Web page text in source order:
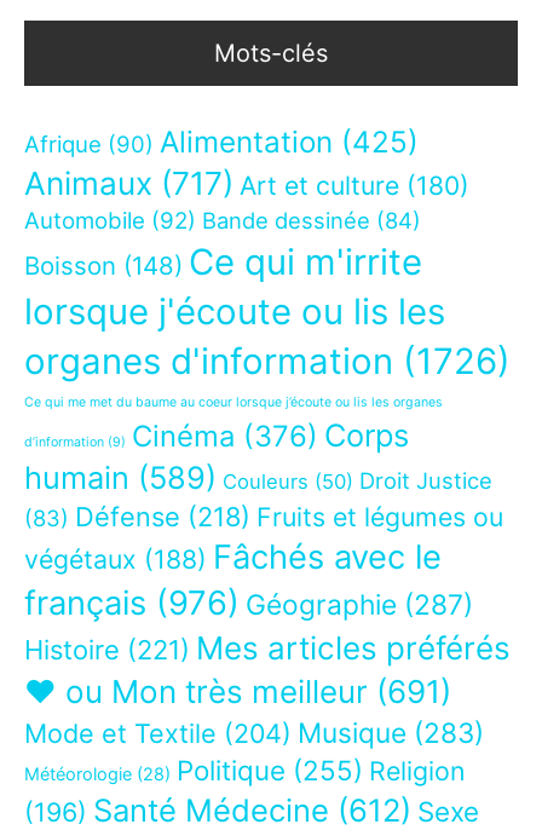
Mots-clés
Afrique (90) Alimentation (425)
Animaux (717) Art et culture (180)
Automobile (92) Bande dessinée (84)
Boisson (148) Ce qui m'irrite
lorsque j'écoute ou lis les
organes d'information (1726)
Ce qui me met du baume au coeur lorsque j’écoute ou lis les organes
d’information (9) Cinéma (376) Corps
humain (589) Couleurs (50) Droit Justice
(83) Défense (218) Fruits et légumes ou
végétaux (188) Fâchés avec le
français (976) Géographie (287)
Histoire (221) Mes articles préférés
❤ ou Mon très meilleur (691)
Mode et Textile (204) Musique (283)
Météorologie (28) Politique (255) Religion
(196) Santé Médecine (612) Sexe